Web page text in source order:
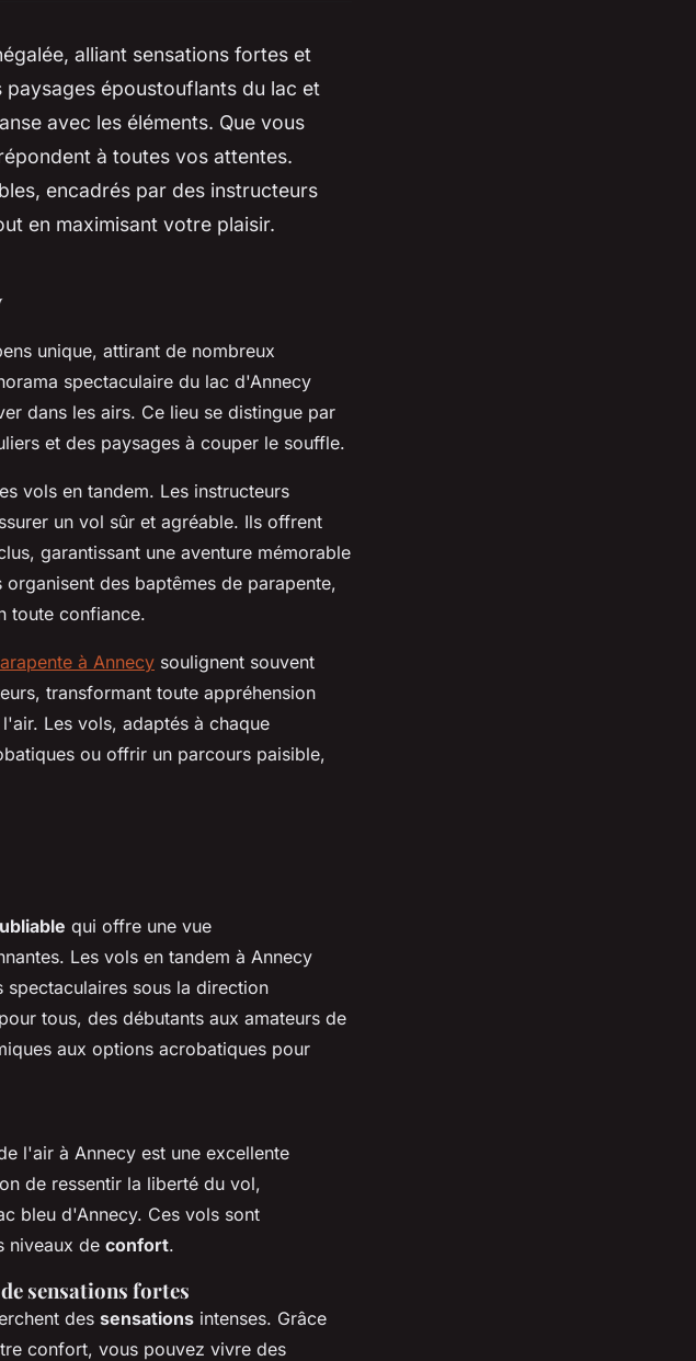
alliant sensations fortes et
époustouflants du lac et
avec les éléments. Que vous
à toutes vos attentes.
encadrés par des instructeurs
en maximisant votre plaisir.
unique, attirant de nombreux
spectaculaire du lac d'Annecy
dans les airs. Ce lieu se distingue par
et des paysages à couper le souffle.
vols en tandem. Les instructeurs
un vol sûr et agréable. Ils offrent
garantissant une aventure mémorable
des baptêmes de parapente,
toute confiance.
à Annecy soulignent souvent
transformant toute appréhension
Les vols, adaptés à chaque
ou offrir un parcours paisible,
qui offre une vue
Les vols en tandem à Annecy
sous la direction
pour tous, des débutants aux amateurs de
aux options acrobatiques pour
l'air à Annecy est une excellente
de ressentir la liberté du vol,
bleu d'Annecy. Ces vols sont
niveaux de confort.
sensations fortes
des sensations intenses. Grâce
confort, vous pouvez vivre des